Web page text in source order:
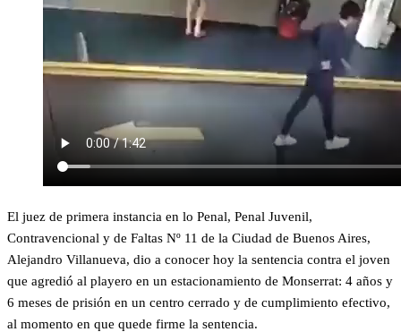
El juez de primera instancia en lo Penal, Penal Juvenil,
Contravencional y de Faltas Nº 11 de la Ciudad de Buenos Aires,
Alejandro Villanueva, dio a conocer hoy la sentencia contra el joven
que agredió al playero en un estacionamiento de Monserrat: 4 años y
6 meses de prisión en un centro cerrado y de cumplimiento efectivo,
al momento en que quede firme la sentencia.